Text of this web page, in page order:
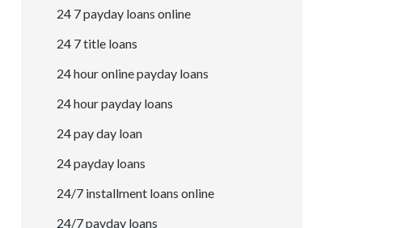
24 7 payday loans online
24 7 title loans
24 hour online payday loans
24 hour payday loans
24 pay day loan
24 payday loans
24/7 installment loans online
24/7 payday loans